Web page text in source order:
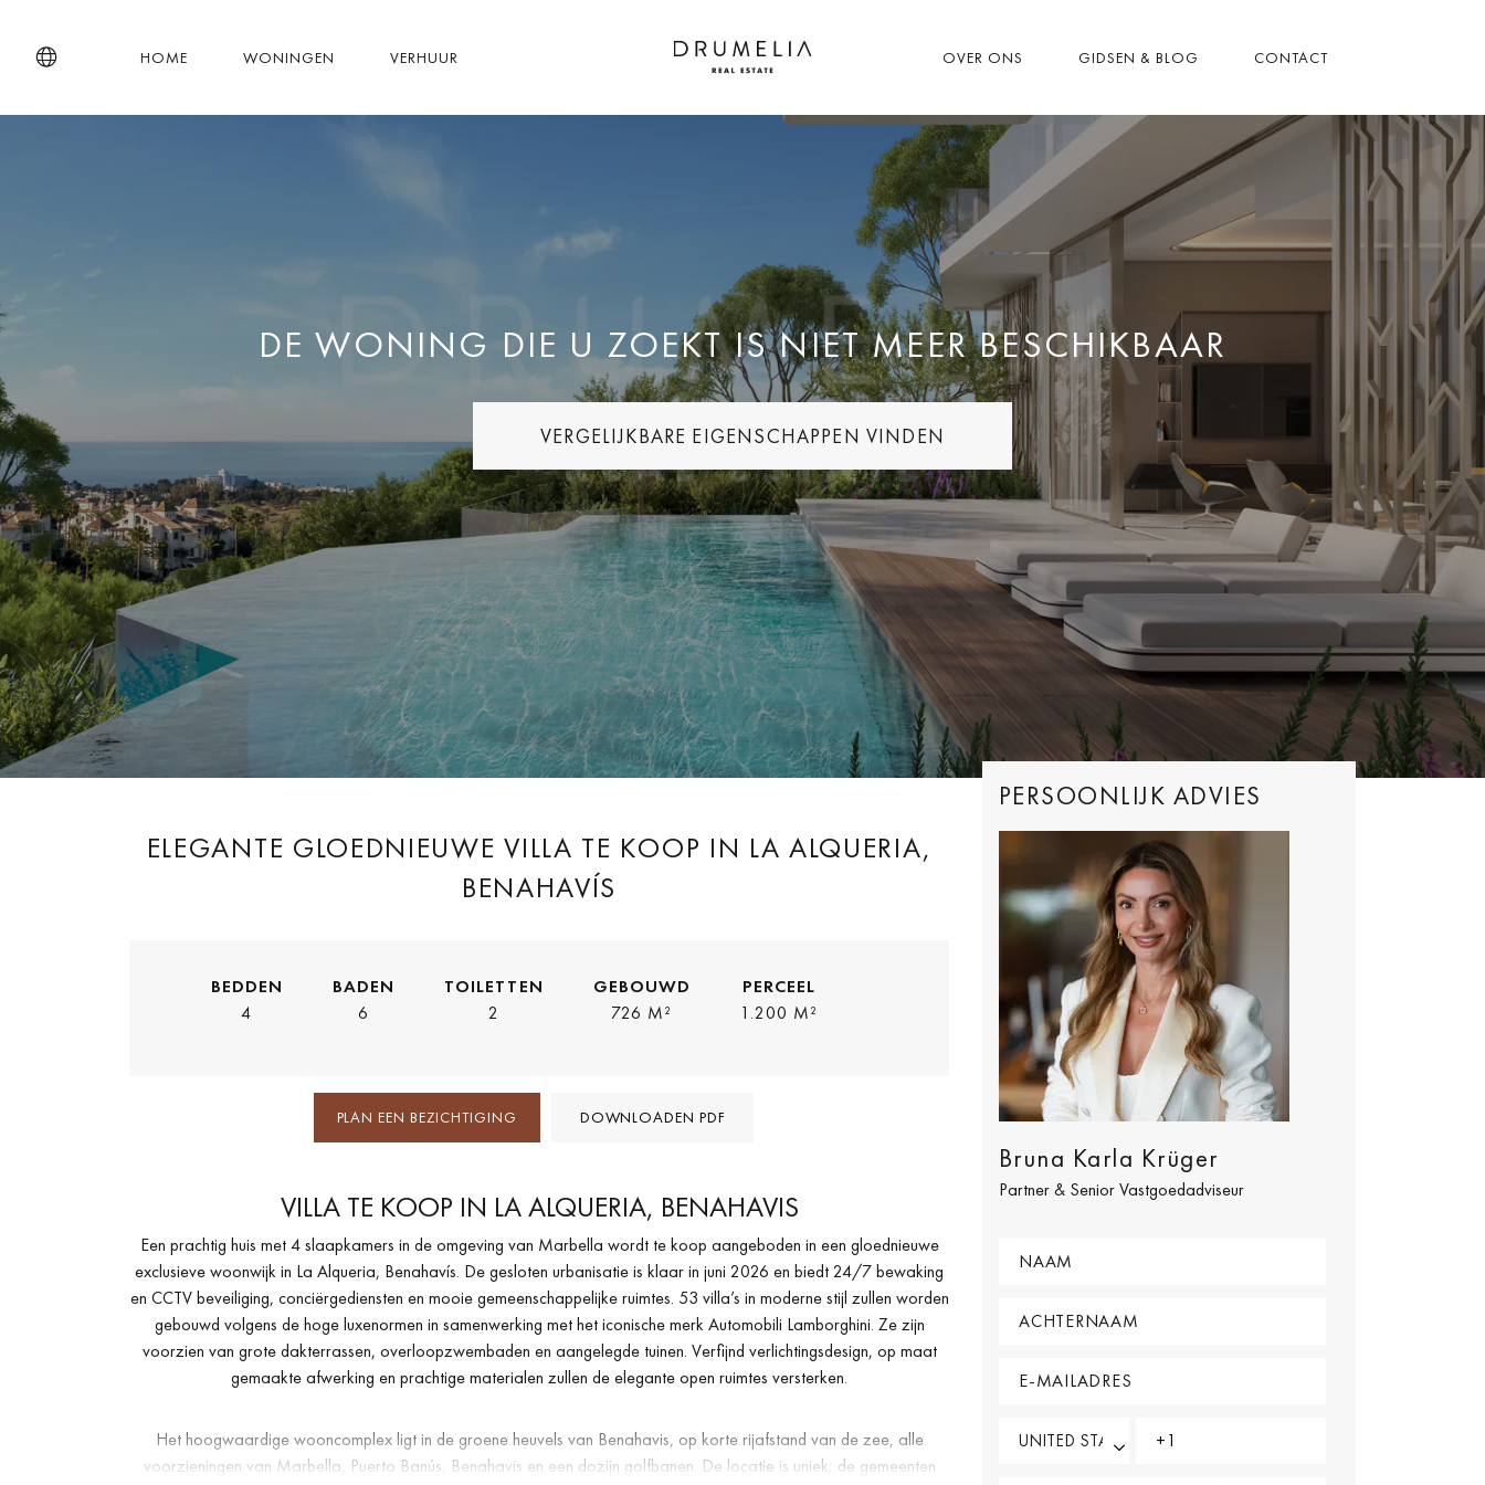
HOME WONINGEN VERHUUR OVER ONS GIDSEN & BLOG CONTACT
DE WONING DIE U ZOEKT IS NIET MEER BESCHIKBAAR
VERGELIJKBARE EIGENSCHAPPEN VINDEN
ELEGANTE GLOEDNIEUWE VILLA TE KOOP IN LA ALQUERIA,
BENAHAVÍS
BEDDEN
4
BADEN
6
TOILETTEN
2
GEBOUWD
726 M²
PERCEEL
1.200 M²
PLAN EEN BEZICHTIGING DOWNLOADEN PDF
VILLA TE KOOP IN LA ALQUERIA, BENAHAVIS
Een prachtig huis met 4 slaapkamers in de omgeving van Marbella wordt te koop aangeboden in een gloednieuwe
exclusieve woonwijk in La Alqueria, Benahavís. De gesloten urbanisatie is klaar in juni 2026 en biedt 24/7 bewaking
en CCTVbeveiliging, conciërgediensten en mooie gemeenschappelijke ruimtes. 53 villa’s in moderne stijl zullen worden
gebouwd volgens de hoge luxenormen in samenwerking met het iconische merk Automobili Lamborghini. Ze zijn
voorzien van grote dakterrassen, overloopzwembaden en aangelegde tuinen. Verfijnd verlichtingsdesign, op maat
gemaakte afwerking en prachtige materialen zullen de elegante open ruimtes versterken.
Het hoogwaardige wooncomplex ligt in de groene heuvels van Benahavis, op korte rijafstand van de zee, alle
voorzieningen van Marbella, Puerto Banús, Benahavis en een dozijn golfbanen. De locatie is uniek; de gemeenten
PERSOONLIJK ADVIES
Bruna Karla Krüger
Partner & Senior Vastgoedadviseur